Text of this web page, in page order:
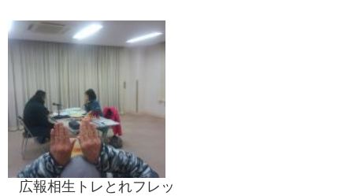
広報相生トレとれフレッ